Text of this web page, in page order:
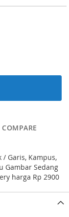
/ Garis, Kampus,
Gambar Sedang
harga Rp 2900